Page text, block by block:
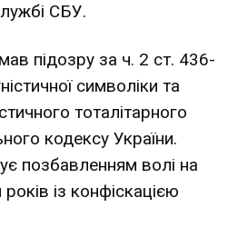
СБУ.
підозру за ч. 2 ст. 436-
символіки та
тоталітарного
кодексу України.
позбавленням волі на
із конфіскацією